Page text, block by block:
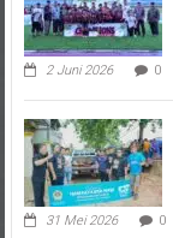
2 Juni 2026 0
31 Mei 2026 0